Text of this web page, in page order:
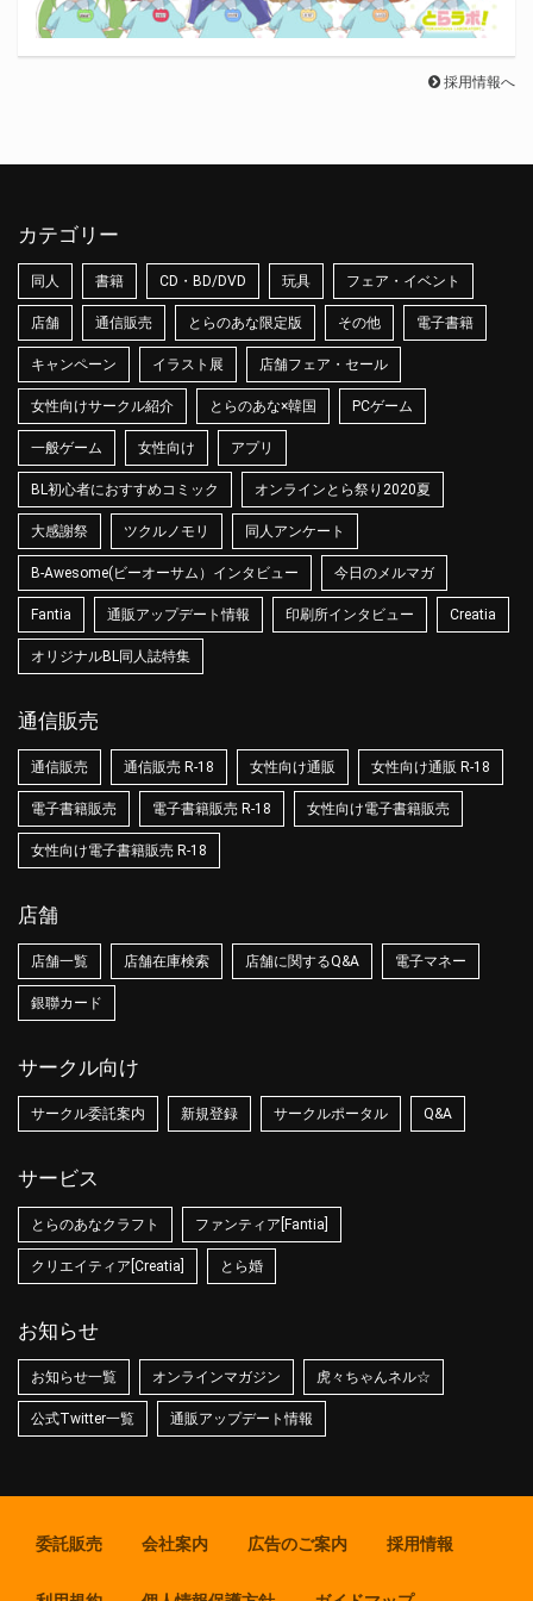
採用情報へ
カテゴリー
同人 書籍 CD・BD/DVD 玩具 フェア・イベント
店舗 通信販売 とらのあな限定版 その他 電子書籍
キャンペーン イラスト展 店舗フェア・セール
女性向けサークル紹介 とらのあな×韓国 PCゲーム
一般ゲーム 女性向け アプリ
BL初心者におすすめコミック オンラインとら祭り2020夏
大感謝祭 ツクルノモリ 同人アンケート
B-Awesome(ビーオーサム）インタビュー 今日のメルマガ
Fantia 通販アップデート情報 印刷所インタビュー Creatia
オリジナルBL同人誌特集
通信販売
通信販売 通信販売 R-18 女性向け通販 女性向け通販 R-18
電子書籍販売 電子書籍販売 R-18 女性向け電子書籍販売
女性向け電子書籍販売 R-18
店舗
店舗一覧 店舗在庫検索 店舗に関するQ&A 電子マネー
銀聯カード
サークル向け
サークル委託案内 新規登録 サークルポータル Q&A
サービス
とらのあなクラフト ファンティア[Fantia]
クリエイティア[Creatia] とら婚
お知らせ
お知らせ一覧 オンラインマガジン 虎々ちゃんネル☆
公式Twitter一覧 通販アップデート情報
委託販売 会社案内 広告のご案内 採用情報